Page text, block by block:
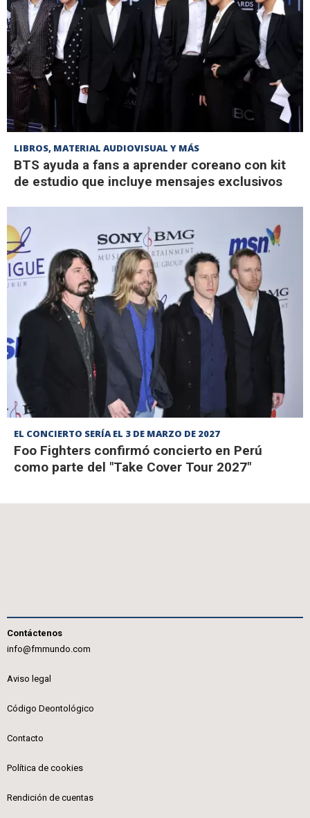
LIBROS, MATERIAL AUDIOVISUAL Y MÁS
BTS ayuda a fans a aprender coreano con kit
de estudio que incluye mensajes exclusivos
EL CONCIERTO SERÍA EL 3 DE MARZO DE 2027
Foo Fighters confirmó concierto en Perú
como parte del "Take Cover Tour 2027"
Contáctenos
info@fmmundo.com
Aviso legal
Código Deontológico
Contacto
Política de cookies
Rendición de cuentas